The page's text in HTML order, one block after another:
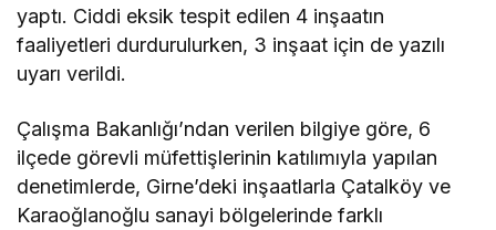
yaptı. Ciddi eksik tespit edilen 4 inşaatın
faaliyetleri durdurulurken, 3 inşaat için de yazılı
uyarı verildi.
Çalışma Bakanlığı’ndan verilen bilgiye göre, 6
ilçede görevli müfettişlerinin katılımıyla yapılan
denetimlerde, Girne’deki inşaatlarla Çatalköy ve
Karaoğlanoğlu sanayi bölgelerinde farklı